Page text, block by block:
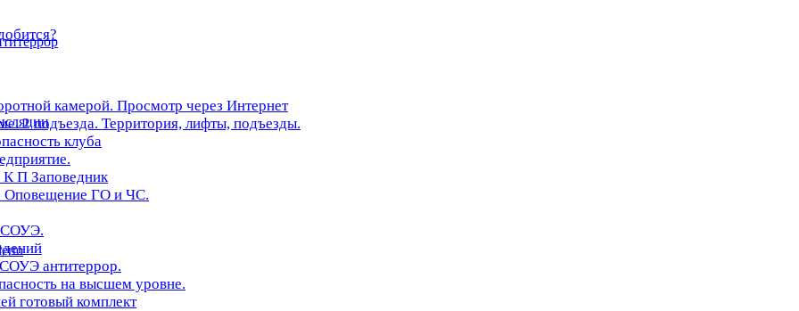
камерой. Просмотр через Интернет
2 подъезда. Территория, лифты, подъезды.
клуба
П Заповедник
Оповещение ГО и ЧС.
СОУЭ.
антитеррор.
на высшем уровне.
готовый комплект